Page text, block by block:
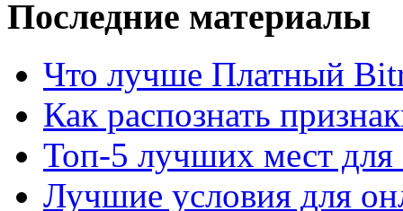
Последние материалы
Что лучше Платный
Как распознать
Топ-5 лучших мест для
Лучшие условия для